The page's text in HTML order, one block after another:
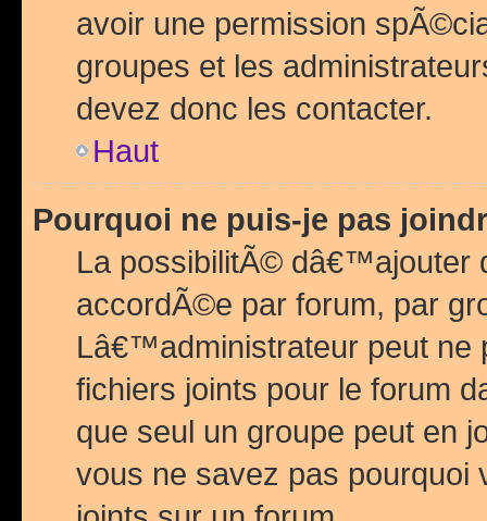
avoir une permission
groupes et les
devez donc les contacter.
Haut
Pourquoi ne puis-je pas
La possibilitÃ© dâ€™ajouter
accordÃ©e par forum, par
Lâ€™administrateur peut
fichiers joints pour le forum
que seul un groupe peut en
vous ne savez pas pourquoi